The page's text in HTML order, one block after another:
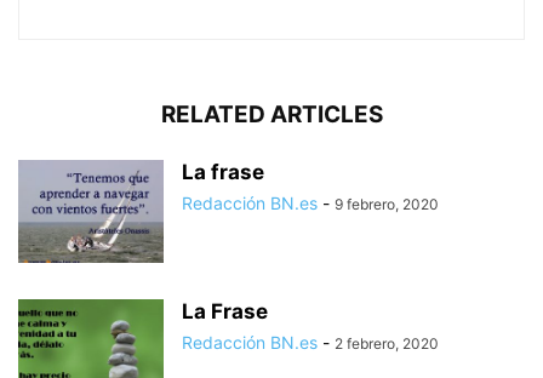
RELATED ARTICLES
La frase
Redacción BN.es - 9 febrero, 2020
La Frase
Redacción BN.es - 2 febrero, 2020